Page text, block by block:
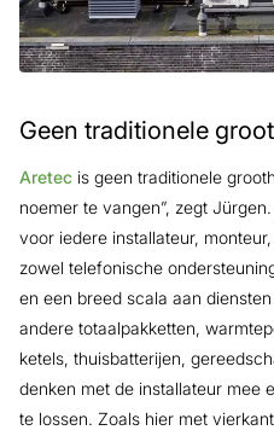
Geen traditionele
Aretec is geen traditionele
noemer te vangen”, zegt
voor iedere installateur,
zowel telefonische
en een breed scala aan
andere totaalpakketten,
ketels, thuisbatterijen,
denken met de installateur mee
te lossen. Zoals hier met